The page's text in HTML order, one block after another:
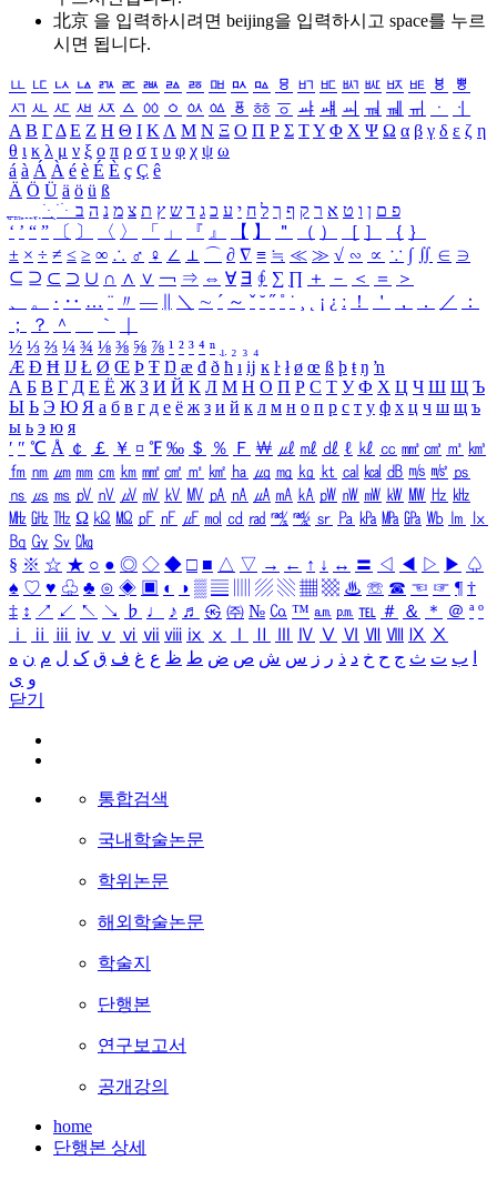
北京 을 입력하시려면 beijing을 입력하시고 space를 누르
시면 됩니다.
ㅥ ㅦ ㅧ ㅨ ㅩ ㅪ ㅫ ㅬ ㅭ ㅮ ㅯ ㅰ ㅱ ㅲ ㅳ ㅴ ㅵ ㅶ ㅷ ㅸ
ㅹ
ㅺ ㅻ ㅼ ㅽ ㅾ ㅿ ㆀ ㆁ ㆂ ㆃ ㆄ ㆅ ㆆ ㆇ ㆈ ㆉ ㆊ ㆋ ㆌ ㆍ
ㆎ
Α Β ΓΔ Ε Ζ Η Θ Ι ΚΛ Μ Ν Ξ Ο Π Ρ Σ ΤΥ Φ Χ Ψ Ω α β γ δ ε ζ η
θ ι κ λ μ ν ξ ο π ρ σ τ υ φ χ ψ ω
á à Á À é è É È ç Ç ê
Ä Ö Ü ä ö ü ß
ִֶֹ ֻּ ׁׂ פ ם ן ו ט א ר ק ף ך ל ח י ע כ ג ד ש ץ ת צ מ נ ה ב
‘ ’ “ ” 〔 〕 〈 〉 「 」 『 』 【 】 ＂ （ ） ［ ］ ｛ ｝
± × ÷ ≠ ≤ ≥ ∞ ∴ ♂ ♀ ∠ ⊥ ⌒ ∂ ∇ ≡ ≒ ≪ ≫ √ ∽ ∝ ∵ ∫ ∬ ∈ ∋
⊆ ⊇ ⊂ ⊃ ∪ ∩ ∧ ∨ ￢ ⇒ ⇔ ∀ ∃ ∮ ∑ ∏ ＋ － ＜ ＝
＞
、
。 · ‥ … ¨ 〃 ― ＼ ∼ ´ ～ ˇ ˘ ˝ ˚ ˙ ¸ ¡ ¿ ː ！ ＇ ， ． ／
：
；
？ ＾ ｀
½ ⅓ ⅔ ¼ ¾ ⅛ ⅜ ⅝ ⅞ ¹ ² ³ ⁴ ⁿ ₁ ₂ ₃ ₄
Æ Ð Ħ Ĳ Ł Ø Œ Þ Ŧ Ŋ æ đ ð ħ ı ĳ ĸ ŀ ł ø œ ß þ ŧ ŋ ŉ
А Б В Г Д Е Ё Ж З И Й К Л М Н О П Р С Т У Ф Х Ц Ч Ш Щ Ъ
Ы Ь Э Ю Я а б в г д е ё ж з и й к л м н о п р с т у ф х ц ч ш щ ъ
ы ь э ю я
′ ″ ℃ Å ￠ ￡ ￥ ¤ ℉ ‰ ＄ ％ Ｆ ￦ ㎕ ㎖ ㎗ ℓ ㎘ ㏄ ㎣ ㎤ ㎥ ㎦
㎙ ㎚ ㎛ ㎜ ㎝ ㎞ ㎟ ㎠ ㎡ ㎢ ㏊ ㎍ ㎎ ㎏ ㏏ ㎈ ㎉ ㏈ ㎧ ㎨ ㎰
㎱ ㎲ ㎳ ㎴ ㎵ ㎶ ㎷ ㎸ ㎹ ㎀ ㎁ ㎂ ㎃ ㎄ ㎺ ㎻ ㎽ ㎾ ㎿ ㎐ ㎑
㎒ ㎓ ㎔ Ω ㏀ ㏁ ㎊ ㎋ ㎌ ㏖ ㏅ ㎭ ㎮ ㎯ ㏛ ㎩ ㎪ ㎫ ㎬ ㏝ ㏐
㏓
㏃ ㏉ ㏜ ㏆
§ ※ ☆ ★ ○ ● ◎ ◇ ◆ □ ■ △ ▽ → ← ↑ ↓ ↔ 〓 ◁ ◀ ▷ ▶ ♤
♠ ♡ ♥ ♧ ♣ ⊙ ◈ ▣ ◐ ◑ ▒ ▤ ▨ ▧ ▦ ▩ ♨ ☏ ☎ ☜ ☞ ¶ †
‡ ↕ ↗ ↙ ↖ ↘ ♭ ♩ ♪ ♬ ㉿ ㈜ № ㏇ ™ ㏂ ㏘ ℡ ＃ ＆ ＊ ＠ ª º
ⅰ
ⅱ ⅲ ⅳ ⅴ ⅵ ⅶ ⅷ ⅸ ⅹ Ⅳ Ⅴ Ⅵ Ⅶ Ⅷ Ⅸ Ⅹ
ب ت ث ج ح خ د ذ ر ز س ش ص ض ط ظ ع غ ف ق ک ل م ن ه
و ی
닫기
통합검색
국내학술논문
학위논문
해외학술논문
학술지
단행본
연구보고서
공개강의
home
단행본 상세